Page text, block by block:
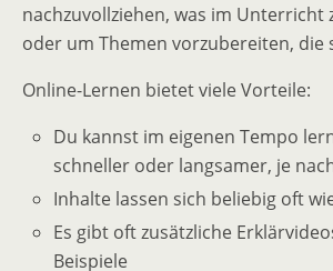
nachzuvollziehen, was im Unterricht
oder um Themen vorzubereiten, die
Online-Lernen bietet viele Vorteile:
Du kannst im eigenen Tempo
schneller oder langsamer, je
Inhalte lassen sich beliebig oft
Es gibt oft zusätzliche
Beispiele